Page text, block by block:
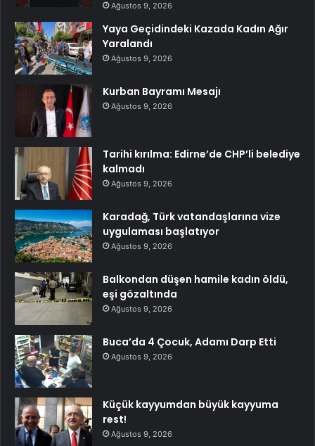
Ağustos 9, 2026
Yaya Geçidindeki Kazada Kadın Ağır
Yaralandı
Ağustos 9, 2026
Kurban Bayramı Mesajı
Ağustos 9, 2026
Tarihi kırılma: Edirne’de CHP’li belediye
kalmadı
Ağustos 9, 2026
Karadağ, Türk vatandaşlarına vize
uygulaması başlatıyor
Ağustos 9, 2026
Balkondan düşen hamile kadın öldü,
eşi gözaltında
Ağustos 9, 2026
Buca’da 4 Çocuk, Adamı Darp Etti
Ağustos 9, 2026
Küçük kayyumdan büyük kayyuma
rest!
Ağustos 9, 2026